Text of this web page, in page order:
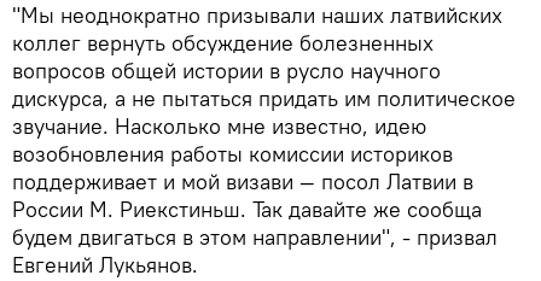
"Мы неоднократно призывали наших латвийских
коллег вернуть обсуждение болезненных
вопросов общей истории в русло научного
дискурса, а не пытаться придать им политическое
звучание. Насколько мне известно, идею
возобновления работы комиссии историков
поддерживает и мой визави — посол Латвии в
России М. Риекстиньш. Так давайте же сообща
будем двигаться в этом направлении", - призвал
Евгений Лукьянов.